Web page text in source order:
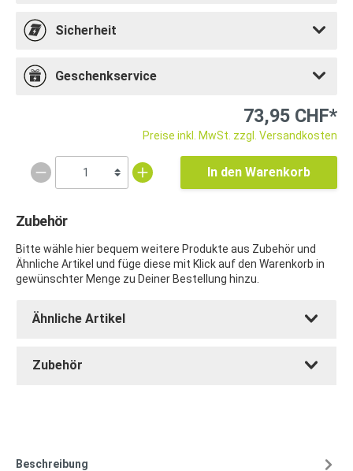
Sicherheit
Geschenkservice
73,95 CHF*
Preise inkl. MwSt. zzgl. Versandkosten
In den Warenkorb
Zubehör
Bitte wähle hier bequem weitere Produkte aus Zubehör und
Ähnliche Artikel und füge diese mit Klick auf den Warenkorb in
gewünschter Menge zu Deiner Bestellung hinzu.
Ähnliche Artikel
Zubehör
Beschreibung